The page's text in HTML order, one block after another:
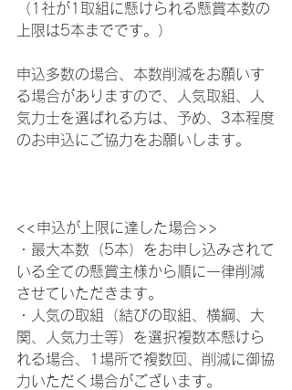
（1社が1取組に懸けられる懸賞本数の
上限は5本までです。）
申込多数の場合、本数削減をお願いす
る場合がありますので、人気取組、人
気力士を選ばれる方は、予め、3本程度
のお申込にご協力をお願いします。
<<申込が上限に達した場合>>
・最大本数（5本）をお申し込みされて
いる全ての懸賞主様から順に一律削減
させていただきます。
・人気の取組（結びの取組、横綱、大
関、人気力士等）を選択複数本懸けら
れる場合、1場所で複数回、削減に御協
力いただく場合がございます。